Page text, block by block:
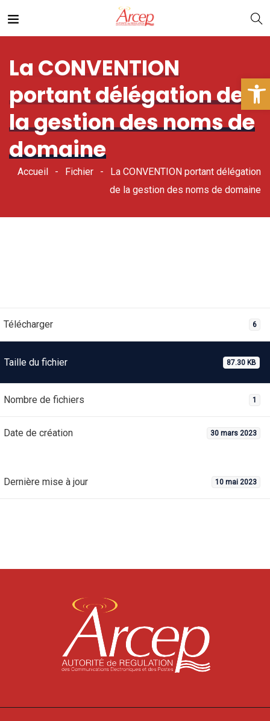
La CONVENTION
portant délégation de
la gestion des noms de
domaine
Accueil Fichier
La CONVENTION portant délégation
de la gestion des noms de domaine
Télécharger 6
Taille du fichier 87.30 KB
Nombre de fichiers 1
Date de création 30 mars 2023
Dernière mise à jour 10 mai 2023